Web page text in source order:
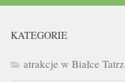
KATEGORIE
atrakcje w Białce